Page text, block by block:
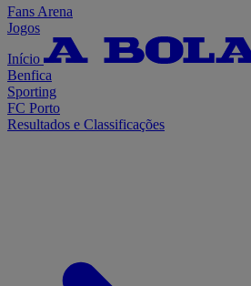
Fans Arena
Jogos
Início
Benfica
Sporting
FC Porto
Resultados e Classificações